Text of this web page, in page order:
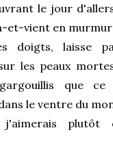
le jour
et-vient en
doigts, laisse
les peaux
que ce
le ventre du
plutôt